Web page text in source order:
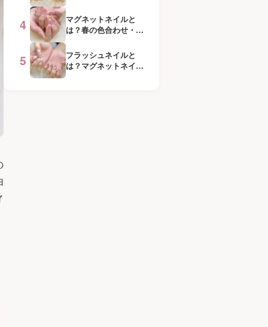
4
マグネットネイルと
は？春の色合わせ・グ
全ガイド
5
フラッシュネイルと
は？マグネットネイル